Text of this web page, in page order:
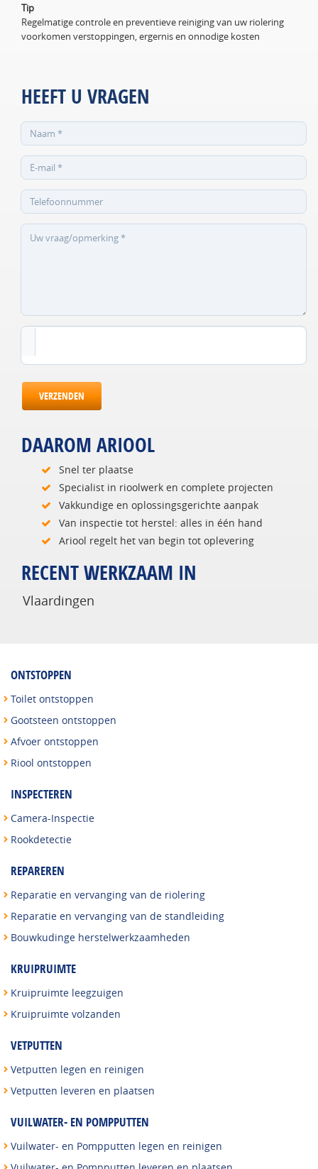
Tip
Regelmatige controle en preventieve reiniging van uw riolering
voorkomen verstoppingen, ergernis en onnodige kosten
HEEFT U VRAGEN
VERZENDEN
DAAROM ARIOOL
Snel ter plaatse
Specialist in rioolwerk en complete projecten
Vakkundige en oplossingsgerichte aanpak
Van inspectie tot herstel: alles in één hand
Ariool regelt het van begin tot oplevering
RECENT WERKZAAM IN
Vlaardingen
ONTSTOPPEN
Toilet ontstoppen
Gootsteen ontstoppen
Afvoer ontstoppen
Riool ontstoppen
INSPECTEREN
Camera-Inspectie
Rookdetectie
REPAREREN
Reparatie en vervanging van de riolering
Reparatie en vervanging van de standleiding
Bouwkudinge herstelwerkzaamheden
KRUIPRUIMTE
Kruipruimte leegzuigen
Kruipruimte volzanden
VETPUTTEN
Vetputten legen en reinigen
Vetputten leveren en plaatsen
VUILWATER- EN POMPPUTTEN
Vuilwater- en Pompputten legen en reinigen